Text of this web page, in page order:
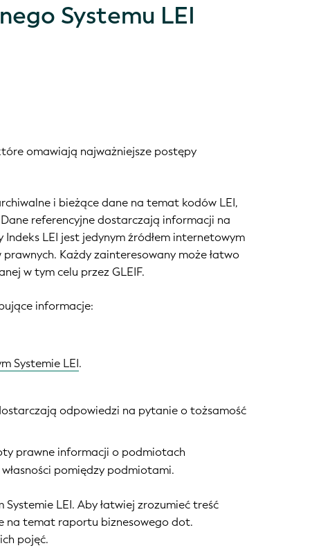
Systemu LEI
omawiają najważniejsze postępy
i bieżące dane na temat kodów LEI,
referencyjne dostarczają informacji na
LEI jest jedynym źródłem internetowym
Każdy zainteresowany może łatwo
w tym celu przez GLEIF.
informacje:
Systemie LEI.
odpowiedzi na pytanie o tożsamość
prawne informacji o podmiotach
pomiędzy podmiotami.
LEI. Aby łatwiej zrozumieć treść
na temat raportu biznesowego dot.
pojęć.